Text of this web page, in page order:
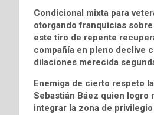
Condicional mixta para
otorgando franquicias
este tiro de repente
compañía en pleno declive
dilaciones merecida
Enemiga de cierto respeto
Sebastián Báez quien logro
integrar la zona de